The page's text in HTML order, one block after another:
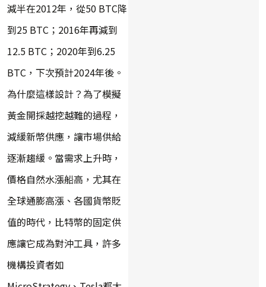
減半在2012年，從50 BTC降
到25 BTC；2016年再減到
12.5 BTC；2020年到6.25
BTC，下次預計2024年後。
為什麼這樣設計？為了模擬
黃金開採越挖越難的過程，
減緩新幣供應，讓市場供給
逐漸趨緩。當需求上升時，
價格自然水漲船高，尤其在
全球通膨高漲、各國貨幣貶
值的時代，比特幣的固定供
應讓它成為對沖工具，許多
機構投資者如